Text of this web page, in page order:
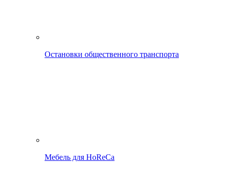
Остановки общественного транспорта
Мебель для HoReCa